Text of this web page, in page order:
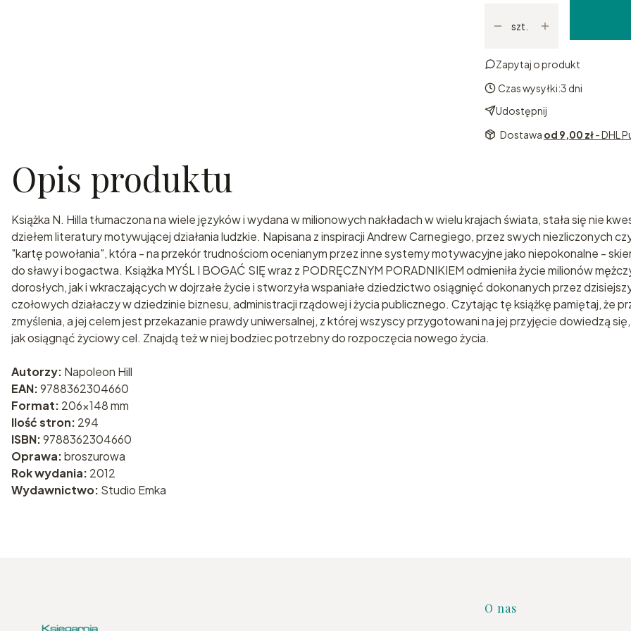
szt.
Zapytaj o produkt
Czas wysyłki:3 dni
Udostępnij
Dostawa od 9,00 zł- DHL
Opis produktu
Książka N. Hilla tłumaczona na wiele języków i wydana w milionowych nakładach w wielu krajach świata, stała się nie
dziełem literatury motywującej działania ludzkie. Napisana z inspiracji Andrew Carnegiego, przez swych niezliczonych
"kartę powołania", która - na przekór trudnościom ocenianym przez inne systemy motywacyjne jako niepokonalne -
do sławy i bogactwa. Książka MYŚL I BOGAĆ SIĘ wraz z PODRĘCZNYM PORADNIKIEM odmieniła życie milionów
dorosłych, jak i wkraczających w dojrzałe życie i stworzyła wspaniałe dziedzictwo osiągnięć dokonanych przez
czołowych działaczy w dziedzinie biznesu, administracji rządowej i życia publicznego. Czytając tę książkę pamiętaj, że
zmyślenia, a jej celem jest przekazanie prawdy uniwersalnej, z której wszyscy przygotowani na jej przyjęcie dowiedzą
jak osiągnąć życiowy cel. Znajdą też w niej bodziec potrzebny do rozpoczęcia nowego życia.
Autorzy: Napoleon Hill
EAN:9788362304660
Format: 206x148 mm
Ilość stron: 294
ISBN:9788362304660
Oprawa:broszurowa
Rok wydania: 2012
Wydawnictwo: Studio Emka
Linki w
O nas